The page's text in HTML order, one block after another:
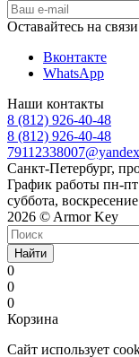
Оставайтесь на связи
Вконтакте
WhatsApp
Наши контакты
8 (812) 926-40-48
8 (812) 926-40-48
Санкт-Петербург,
График работы пн-
суббота,
2026 © Armor Key
Найти
0
0
0
Корзина
Сайт использует